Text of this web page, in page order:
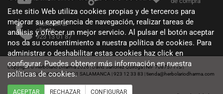
Atención al
cliente
923 13 01 87
Copyright © Herbolario Dharma 2026 | David Sánchez Quiroga NIF 70875711S |
Cuesta Sancti Spiritus 36, 37001 SALAMANCA 923 12 33 83 tienda@herbolariodharma.com
Este sitio Web utiliza cookies propias y de terceros para
mejorar su experiencia de navegación, realizar tareas de
análisis y ofrecer un mejor servicio. Al pulsar el botón aceptar
nos da su consentimiento a nuestra política de cookies. Para
administrar o deshabilitar estas cookies haz click en
configurar. Puedes obtener más información en nuestra
políticas de cookies.
ACEPTAR RECHAZAR CONFIGURAR